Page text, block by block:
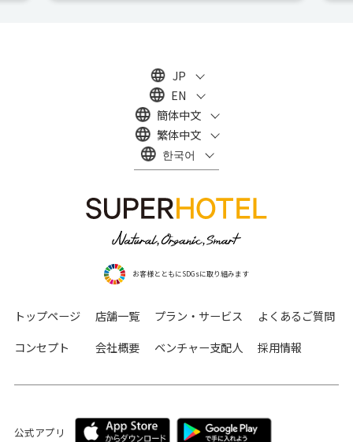
JP
EN
簡体中文
繁体中文
한국어
お客様とともにSDGsに取り組みます
トップページ 店舗一覧 プラン・サービス
よくあるご質問
コンセプト
会社概要 ベンチャー支配人 採用情報
公式アプリ